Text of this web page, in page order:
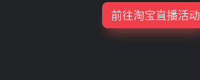
前往淘宝直播活动